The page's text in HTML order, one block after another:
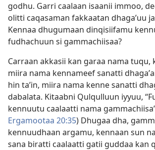
godhu. Garri caalaan isaanii immoo,
olitti caqasaman fakkaatan dhagaʼuu
Kennaa dhugumaan dinqisiifamu
fudhachuun si gammachiisaa?
Carraan akkasii kan garaa nama tuqu,
miira nama kennameef sanatti
hin taʼin, miira nama kenne sanatti
dabalata. Kitaabni Qulqulluun iyyuu,
kennuutu caalaatti nama
Ergamootaa 20:35) Dhugaa dha,
kennuudhaan argamu, kennaan sun
sana biratti caalaatti gatii guddaa kan